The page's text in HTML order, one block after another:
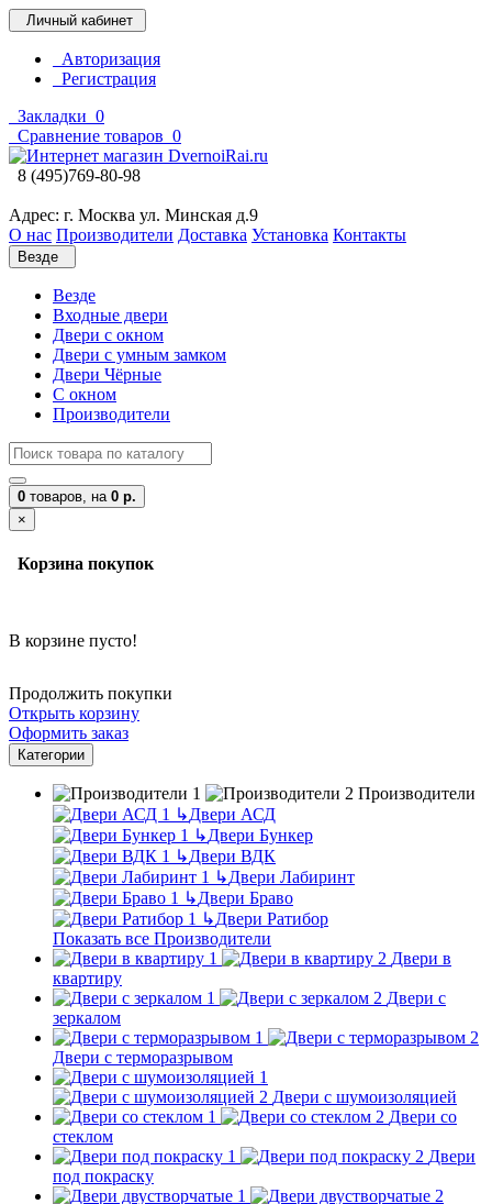
Личный кабинет
Авторизация
Регистрация
Закладки 0
Сравнение товаров 0
8 (495)769-80-98
Адрес: г. Москва ул. Минская д.9
О нас Производители Доставка Установка Контакты
Везде
Везде
Входные двери
Двери с окном
Двери с умным замком
Двери Чёрные
C окном
Производители
0 товаров, на 0 р.
×
Корзина покупок
В корзине пусто!
Продолжить покупки
Открыть корзину
Оформить заказ
Категории
Производители
↳Двери АСД
↳Двери Бункер
↳Двери ВДК
↳Двери Лабиринт
↳Двери Браво
↳Двери Ратибор
Показать все Производители
Двери в
квартиру
Двери с
зеркалом
Двери с терморазрывом
Двери с шумоизоляцией
Двери со
стеклом
Двери
под покраску